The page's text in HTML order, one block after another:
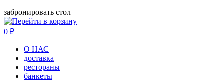
забронировать стол
0 ₽
О НАС
доставка
рестораны
банкеты